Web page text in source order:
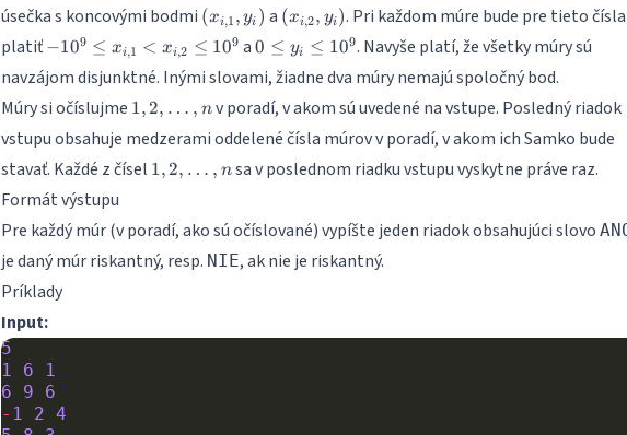
úsečka s koncovými bodmi (x_{i,1},y_i)
(xi,1 , yi ) a (x_{i,2},
y_i)
(xi,2, yi ). Pri každom múre bude pre tieto čísla
platiť -10^9
x_{i,1}
<
x_{i,2}
10^9
−109 ≤ xi,1 < xi,2 ≤ 109 a0
\leq
y_i
\leq
10^9
0 ≤ yi ≤ 109. Navyše platí, že všetky múry sú
navzájom disjunktné. Inými slovami, žiadne dva múry nemajú spoločný bod.
Múry si očíslujme 1, 2,
n
1, 2, … , nv poradí, v akom sú uvedené na vstupe. Posledný riadok
vstupu obsahuje medzerami oddelené čísla múrov v poradí, v akom ich Samko bude
stavať. Každé z čísel 1, 2,
1, 2, … , nsa v poslednom riadku vstupu vyskytne práve raz.
Formát výstupu
Pre každý múr (v poradí, ako sú očíslované) vypíšte jeden riadok obsahujúci slovo
je daný múr riskantný, resp. NIE, ak nie je riskantný.
Príklady
Input:
5
1
6
1
6
9
6
- 1 2 4